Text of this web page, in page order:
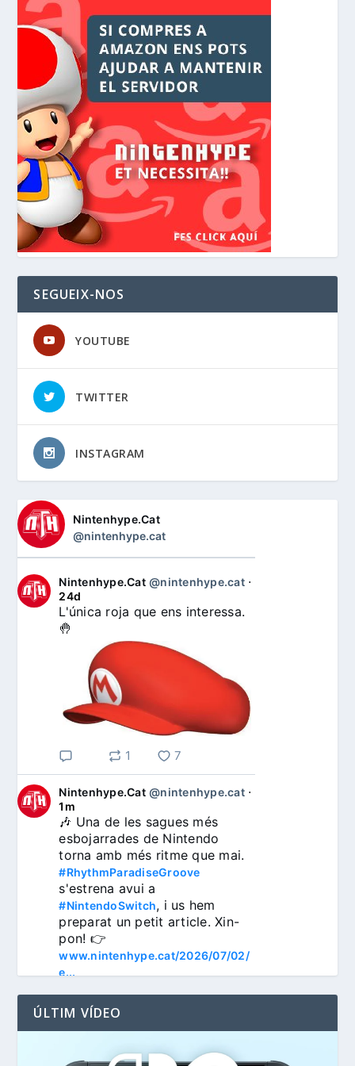
SEGUEIX-NOS
YOUTUBE
TWITTER
INSTAGRAM
Nintenhype.Cat
@nintenhype.cat
Nintenhype.Cat @nintenhype.cat⋅
24d
L'única roja que ens interessa.
🤚
1 7
Nintenhype.Cat @nintenhype.cat⋅
1m
🎶 Una de les sagues més
esbojarrades de Nintendo
#RhythmParadiseGroove
#NintendoSwitch, i us hem
preparat un petit article. Xin-
www.nintenhype.cat/2026/07/02/
e...
ÚLTIM VÍDEO